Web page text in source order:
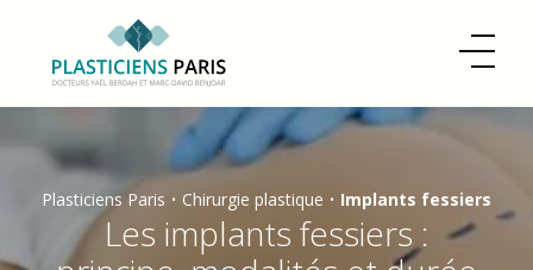
Plasticiens Paris • Chirurgie plastique • Implants fessiers
Les implants fessiers :